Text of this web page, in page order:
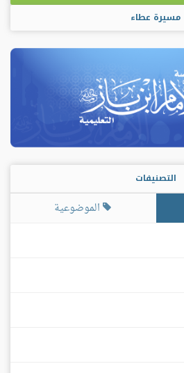
مسيرة عطاء
التصنيفات
الموضوعية